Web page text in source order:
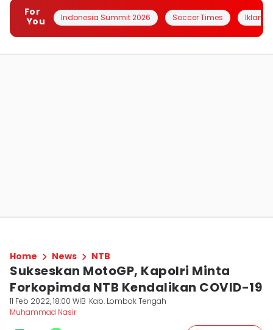
For
You
Indonesia Summit 2026 Soccer Times Iklanin
Home News NTB
Sukseskan MotoGP, Kapolri Minta
Forkopimda NTB Kendalikan COVID-19
11 Feb 2022, 18:00 WIB Kab. Lombok Tengah
Muhammad Nasir